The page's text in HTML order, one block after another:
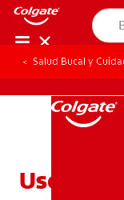
Salud Bucal y
Usos